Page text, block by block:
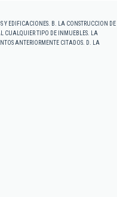
Y EDIFICACIONES. B. LA CONSTRUCCION DE
CUALQUIER TIPO DE INMUEBLES. LA
ANTERIORMENTE CITADOS. D. LA